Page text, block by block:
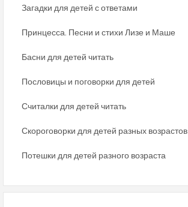
Загадки для детей с ответами
Принцесса. Песни и стихи Лизе и Маше
Басни для детей читать
Пословицы и поговорки для детей
Считалки для детей читать
Скороговорки для детей разных возрастов
Потешки для детей разного возраста